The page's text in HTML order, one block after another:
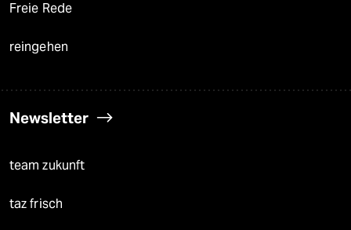
Freie Rede
reingehen
Newsletter
team zukunft
taz frisch